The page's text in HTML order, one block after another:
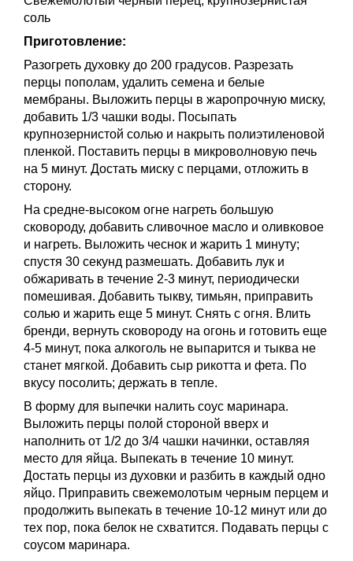
соль
Приготовление:
Разогреть духовку до 200 градусов. Разрезать
перцы пополам, удалить семена и белые
мембраны. Выложить перцы в жаропрочную миску,
добавить 1/3 чашки воды. Посыпать
крупнозернистой солью и накрыть полиэтиленовой
пленкой. Поставить перцы в микроволновую печь
на 5 минут. Достать миску с перцами, отложить в
сторону.
На средне-высоком огне нагреть большую
сковороду, добавить сливочное масло и оливковое
и нагреть. Выложить чеснок и жарить 1 минуту;
спустя 30 секунд размешать. Добавить лук и
обжаривать в течение 2-3 минут, периодически
помешивая. Добавить тыкву, тимьян, приправить
солью и жарить еще 5 минут. Снять с огня. Влить
бренди, вернуть сковороду на огонь и готовить еще
4-5 минут, пока алкоголь не выпарится и тыква не
станет мягкой. Добавить сыр рикотта и фета. По
вкусу посолить; держать в тепле.
В форму для выпечки налить соус маринара.
Выложить перцы полой стороной вверх и
наполнить от 1/2 до 3/4 чашки начинки, оставляя
место для яйца. Выпекать в течение 10 минут.
Достать перцы из духовки и разбить в каждый одно
яйцо. Приправить свежемолотым черным перцем и
продолжить выпекать в течение 10-12 минут или до
тех пор, пока белок не схватится. Подавать перцы с
соусом маринара.